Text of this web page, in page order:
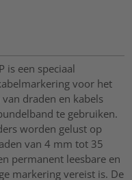
is een speciaal
voor het
draden en kabels
te gebruiken.
worden gelust op
van 4 mm tot 35
permanent leesbare en
markering vereist is. De